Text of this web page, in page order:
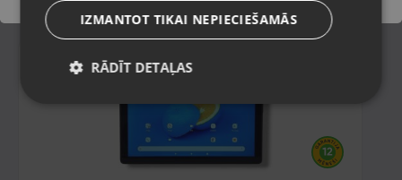
IZMANTOT TIKAI NEPIECIEŠAMĀS
RĀDĪT DETAĻAS